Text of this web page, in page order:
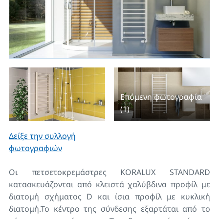
Επόμενη φωτογραφία
(1)
Δείξε την συλλογή
φωτογραφιών
Οι πετσετοκρεμάστρες KORALUX STANDARD
κατασκευάζονται από κλειστά χαλύβδινα προφίλ με
διατομή σχήματος D και ίσια προφίλ με κυκλική
διατομή.Το κέντρο της σύνδεσης εξαρτάται από το